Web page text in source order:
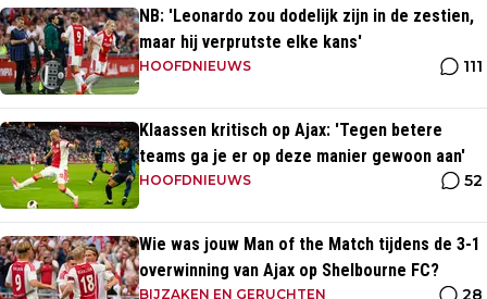
NB: 'Leonardo zou dodelijk zijn in de zestien,
maar hij verprutste elke kans'
HOOFDNIEUWS 111
Klaassen kritisch op Ajax: 'Tegen betere
teams ga je er op deze manier gewoon aan'
HOOFDNIEUWS 52
Wie was jouw Man of the Match tijdens de 3-1
overwinning van Ajax op Shelbourne FC?
BIJZAKEN EN GERUCHTEN 28